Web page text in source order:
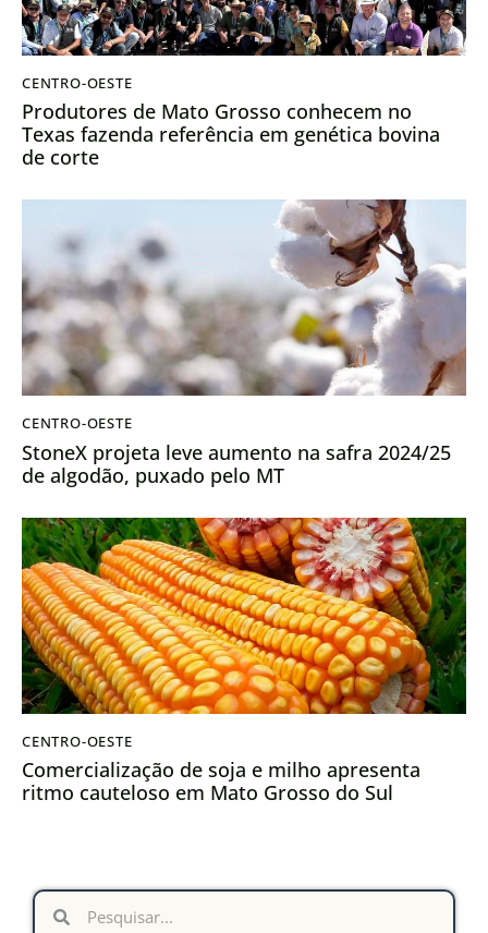
CENTRO-OESTE
Produtores de Mato Grosso conhecem no
Texas fazenda referência em genética bovina
de corte
CENTRO-OESTE
StoneX projeta leve aumento na safra 2024/25
de algodão, puxado pelo MT
CENTRO-OESTE
Comercialização de soja e milho apresenta
ritmo cauteloso em Mato Grosso do Sul